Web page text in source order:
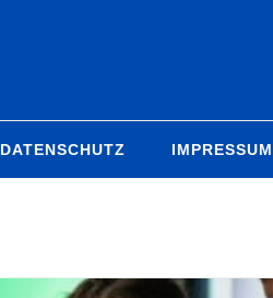
DATENSCHUTZ IMPRESSUM